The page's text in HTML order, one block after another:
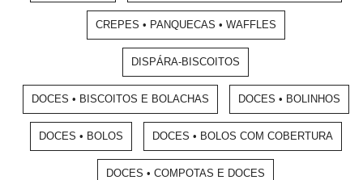
CREPES • PANQUECAS • WAFFLES
DISPÁRA-BISCOITOS
DOCES • BISCOITOS E BOLACHAS DOCES • BOLINHOS
DOCES • BOLOS DOCES • BOLOS COM COBERTURA
DOCES • COMPOTAS E DOCES